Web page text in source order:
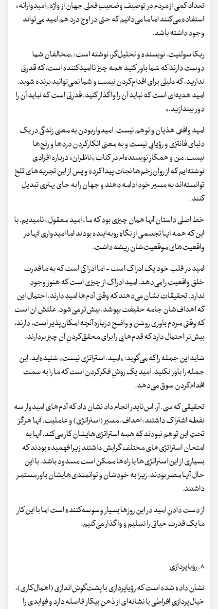
تعداد کمی از مردم در توصیف وضعیتِ فعلی جهان از واژه «امیدوارانه»
استفاده می‌کنند اما ما می‌دانیم که حتی در اوج درد هم امید می‌تواند
وجود داشته باشد.
ربکا سولنیت، نویسنده و تحلیل‌گر، نوشته است: «مخالفان شما
دوست دارند که شما باور کنید همه چیز ناامیدکننده است، که قدرتی
ندارید، که دلیلی برای اقدام‌کردن نیست و شما نمی‌توانید برنده شوید.
امید هدیه‌ای است که نباید آن را واگذار کنید، قدرتی است که نباید آن را
دور بیندازید.»
امید واقعی هذیان و توهم نیست. امیدواربودن به معنی زندگی در یک
دنیای فانتزی و رؤیایی نیست و به معنی انکارکردن دردها و رنج‌ها
نیست. من و همکارِ نویسنده‌ام در کتاب «ناظران» درباره افرادی
نوشته‌ایم که از روان‌زخم‌ها نجات پیدا کرده‌ و پس از این تجربه‌های تلخ
توانسته‌اند به مسیر خود ادامه دهند و جهان را به جای بهتری تبدیل
کنند.
خط اصلی داستان آنها همان‌ چیزی بود که ما «امید معقول» نامیدیم. با
این که همه آنها تجسمی از نگاهِ روبه‌آینده بودند اما امیدواری آنها در
واقعیت‌های موقعیت‌شان ریشه داشت.
امید در قلب خود یک ادراک است - اما ادراکی است که به ما قدرت
خلق واقعیت را می‌دهد. امید ادراک از چیزی است که هنوز وجود
ندارد. تحقیقات نشان می‌دهند که وقتی آدم‌ها امید دارند، احتمال این
که اهداف‌شان جامه حقیقت بپوشد، بیش‌تر می‌شود. علتش آن است
که وقتی مردم باوری روشن و واضح درباره آنچه امکان‌پذیر است، دارند،
بیش‌تر احتمال دارد که قدم‌هایی را برای محقق‌کردنِ آن چیز بردارند.
شاید این جمله را که می‌گوید: «امید، استراتژی نیست» شنیده‌اید. این
جمله را باور نکنید. امید یک روشِ فکرکردن است که ما را به سمت
اقدام‌کردن سوق می‌دهد.
تحقیقی که سی. آر. اس‌نایدر انجام داد نشان داد که آدم‌های امیدوار سه
نقطه اشتراک داشتند: اهداف، مسیر (استراتژی) و عاملیت. آنها هرگز
تحتِ این توهم نبودند که همه استراتژی‌هایشان کار می‌کند. آنها به
امتحان استراتژی‌های مختلف گرایش داشتند زیرا فهمیده بودند که
بسیاری از این استراتژی‌ها یا راه‌ها ممکن است مسدود باشد. با این‌
حال آنها مصر بودند، زیرا به خودشان و توانمندی‌هایشان باور مستمر
داشتند.
از دست‌ دادنِ امید در این روزها بسیار وسوسه‌کننده است اما با این کار
ما یک قدرت حیاتی را تسلیم و واگذار می‌کنیم.
۸. رؤیاپردازی
نشان داده شده است که رؤیاپردازی با پشت‌گوش‌اندازی (اهمال‌کاری)،
خیال‌پردازیِ افراطی یا نشانه‌ای از ذهنِ بیکار فاصله دارد و فوایدی را